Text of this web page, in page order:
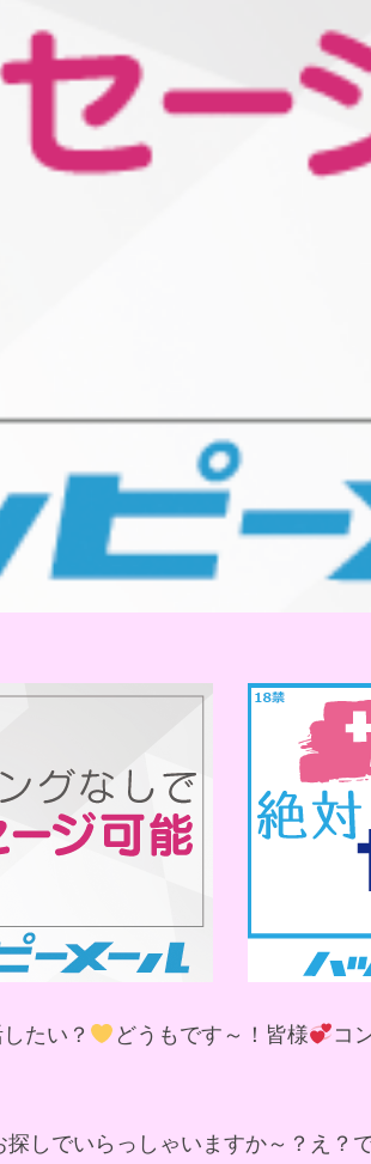
たい？ どうもです～！皆様
コ
しでいらっしゃいますか～？え？